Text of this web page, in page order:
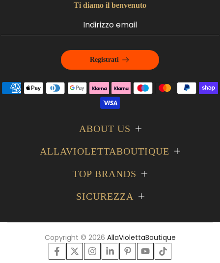
Ti diamo il benvenuto
Registrati
ABOUT US
ALLAVIOLETTABOUTIQUE
TOP BRANDS
SICUREZZA
Copyright © 2026 AllaViolettaBoutique